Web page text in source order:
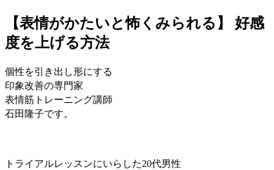
【表情がかたいと怖くみられる】 好感
度を上げる方法
個性を引き出し形にする
印象改善の専門家
表情筋トレーニング講師
石田隆子です。
トライアルレッスンにいらした20代男性